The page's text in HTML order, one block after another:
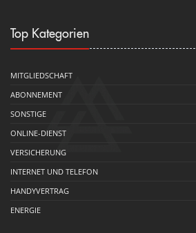
Top Kategorien
MITGLIEDSCHAFT
ABONNEMENT
SONSTIGE
ONLINE-DIENST
VERSICHERUNG
INTERNET UND TELEFON
HANDYVERTRAG
ENERGIE